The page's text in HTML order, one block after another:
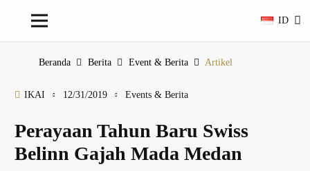
ID
Beranda Berita Event & Berita Artikel
IKAI 12/31/2019 Events & Berita
Perayaan Tahun Baru Swiss
Belinn Gajah Mada Medan